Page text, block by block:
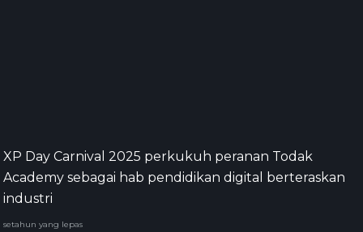
XP Day Carnival 2025 perkukuh peranan Todak
Academy sebagai hab pendidikan digital berteraskan
industri
setahun yang lepas